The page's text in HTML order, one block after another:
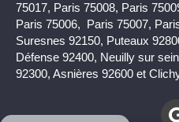
75017, Paris 75008, Paris
Paris 75006, Paris 75007,
Suresnes 92150, Puteaux
Défense 92400, Neuilly sur
92300, Asnières 92600 et
Continuer sans accepter